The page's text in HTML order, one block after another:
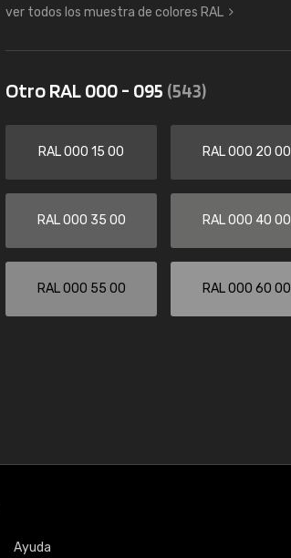
ver todos los muestra de colores RAL
Otro RAL 000 - 095 (543)
RAL 000 15 00 RAL 000 20 00
RAL 000 35 00 RAL 000 40 00
RAL 000 55 00 RAL 000 60 00
Ayuda